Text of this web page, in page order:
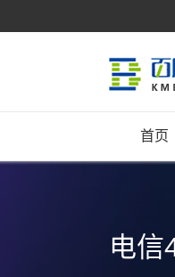
首页
电信